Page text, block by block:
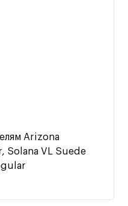
Arizona
Solana VL Suede